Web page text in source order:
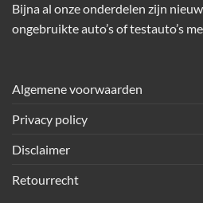
Bijna al onze onderdelen zijn
ongebruikte auto’s of testauto’s
Algemene voorwaarden
Privacy policy
Disclaimer
Retourrecht